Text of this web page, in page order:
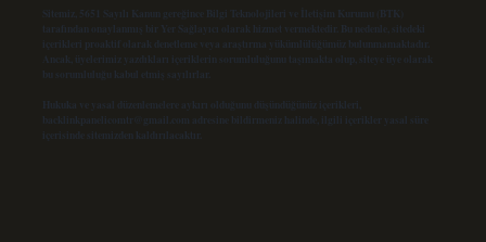
Sitemiz, 5651 Sayılı Kanun gereğince Bilgi Teknolojileri ve İletişim Kurumu (BTK)
tarafından onaylanmış bir Yer Sağlayıcı olarak hizmet vermektedir. Bu nedenle, sitedeki
içerikleri proaktif olarak denetleme veya araştırma yükümlülüğümüz bulunmamaktadır.
Ancak, üyelerimiz yazdıkları içeriklerin sorumluluğunu taşımakta olup, siteye üye olarak
bu sorumluluğu kabul etmiş sayılırlar.
Hukuka ve yasal düzenlemelere aykırı olduğunu düşündüğünüz içerikleri,
backlinkpanelicomtr@gmail.com adresine bildirmeniz halinde, ilgili içerikler yasal süre
içerisinde sitemizden kaldırılacaktır.